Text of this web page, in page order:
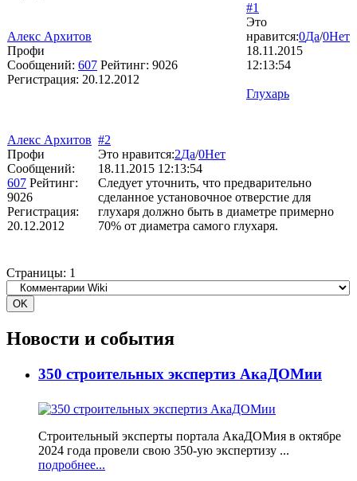
Алекс Архитов
Профи
Сообщений: 607 Рейтинг: 9026
Регистрация: 20.12.2012
#1
Это
нравится:0Да/0Нет
18.11.2015
12:13:54
Глухарь
Алекс Архитов
Профи
Сообщений:
607 Рейтинг:
9026
Регистрация:
20.12.2012
#2
Это нравится:2Да/0Нет
18.11.2015 12:13:54
Следует уточнить, что предварительно
сделанное установочное отверстие для
глухаря должно быть в диаметре примерно
70% от диаметра самого глухаря.
Страницы: 1
Новости и события
350 строительных экспертиз АкаДОМии
Строительный эксперты портала АкаДОМия в октябре
2024 года провели свою 350-ую экспертизу ...
подробнее...